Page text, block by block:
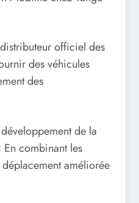
officiel des
des véhicules
des
de la
combinant les
améliorée